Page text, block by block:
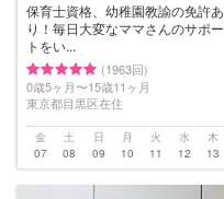
保育士資格、幼稚園教諭の免許あ
り！毎日大変なママさんのサポー
トをい...
(1963回)
0歳5ヶ月〜15歳11ヶ月
東京都目黒区在住
金
07
土
08
日
09
月
10
火
11
水
12
木
13